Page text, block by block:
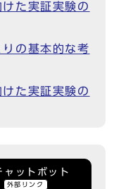
た実証実験の
の基本的な考
た実証実験の
ャットボット
外部リンク